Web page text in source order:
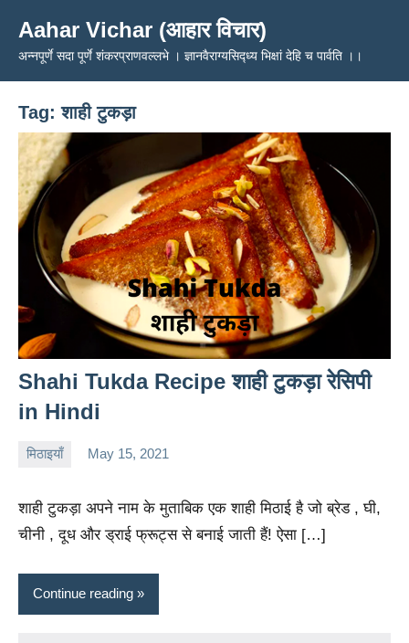
content
Aahar Vichar (आहार विचार)
अन्नपूर्णे सदा पूर्णे शंकरप्राणवल्लभे । ज्ञानवैराग्यसिद्ध्य भिक्षां देहि च पार्वति ।।
Tag:शाही टुकड़ा
Shahi Tukda Recipe शाही टुकड़ा रेसिपी
in Hindi
मिठाइयाँ May 15, 2021
charu
शाही टुकड़ा अपने नाम के मुताबिक एक शाही मिठाई है जो ब्रेड , घी,
चीनी , दूध और ड्राई फ्रूट्स से बनाई जाती हैं! ऐसा […]
Continue reading